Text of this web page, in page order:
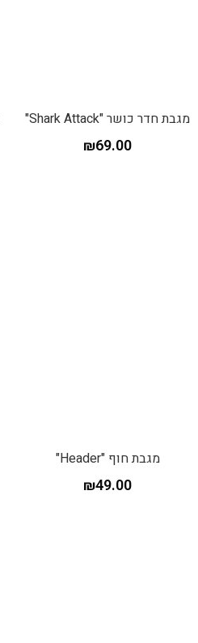
מגבת חדר כושר "Shark Attack"
₪69.00
מגבת חוף "Header"
₪49.00